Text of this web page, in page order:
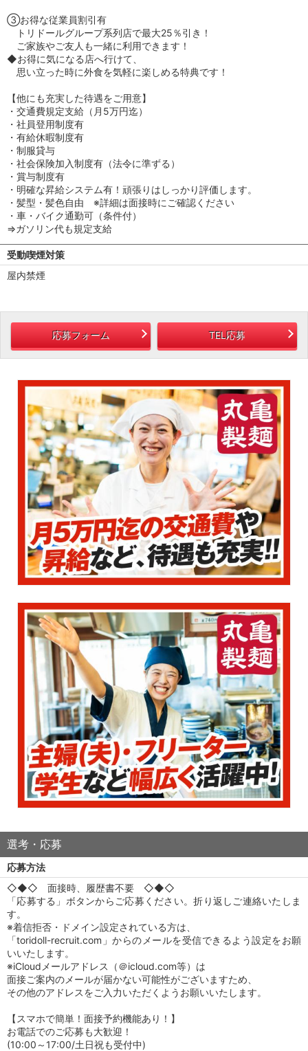
③お得な従業員割引有
トリドールグループ系列店で最大25％引き！
ご家族やご友人も一緒に利用できます！
◆お得に気になる店へ行けて、
思い立った時に外食を気軽に楽しめる特典です！
【他にも充実した待遇をご用意】
・交通費規定支給（月5万円迄）
・社員登用制度有
・有給休暇制度有
・制服貸与
・社会保険加入制度有（法令に準ずる）
・賞与制度有
・明確な昇給システム有！頑張りはしっかり評価します。
・髪型・髪色自由 ※詳細は面接時にご確認ください
・車・バイク通勤可（条件付）
⇒ガソリン代も規定支給
受動喫煙対策
屋内禁煙
応募フォーム TEL応募
選考・応募
応募方法
◇◆◇ 面接時、履歴書不要 ◇◆◇
「応募する」ボタンからご応募ください。折り返しご連絡いたしま
す。
※着信拒否・ドメイン設定されている方は、
「toridoll-recruit.com」からのメールを受信できるよう設定をお願
いいたします。
※iCloudメールアドレス（＠icloud.com等）は
面接ご案内のメールが届かない可能性がございますため、
その他のアドレスをご入力いただくようお願いいたします。
【スマホで簡単！面接予約機能あり！】
お電話でのご応募も大歓迎！
(10:00～17:00/土日祝も受付中)